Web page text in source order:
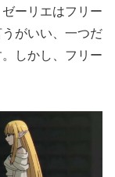
ーリエはフリー
がいい、一つだ
しかし、フリー